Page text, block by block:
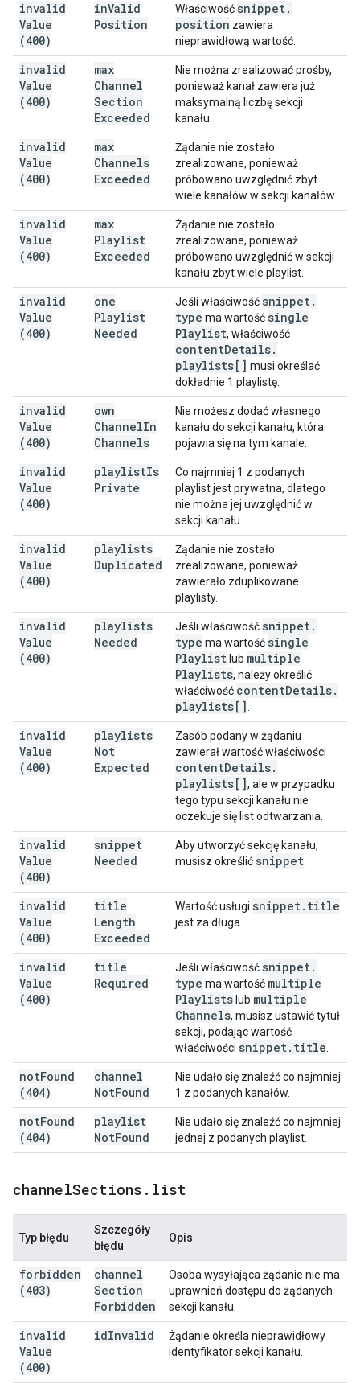
invalid
Value
(400)
inValid
Position
Właściwość snippet.
position zawiera
nieprawidłową wartość.
invalid
Value
(400)
max
Channel
Section
Exceeded
Nie można zrealizować prośby,
ponieważ kanał zawiera już
maksymalną liczbę sekcji
kanału.
invalid
Value
(400)
max
Channels
Exceeded
Żądanie nie zostało
zrealizowane, ponieważ
próbowano uwzględnić zbyt
wiele kanałów w sekcji kanałów.
invalid
Value
(400)
max
Playlist
Exceeded
Żądanie nie zostało
zrealizowane, ponieważ
próbowano uwzględnić w sekcji
kanału zbyt wiele playlist.
invalid
Value
(400)
one
Playlist
Needed
Jeśli właściwość snippet.
type ma wartość single
Playlist, właściwość
contentDetails.
playlists[] musi określać
dokładnie 1 playlistę.
invalid
Value
(400)
own
ChannelIn
Channels
Nie możesz dodać własnego
kanału do sekcji kanału, która
pojawia się na tym kanale.
invalid
Value
(400)
playlistIs
Private
Co najmniej 1 z podanych
playlist jest prywatna, dlatego
nie można jej uwzględnić w
sekcji kanału.
invalid
Value
(400)
playlists
Duplicated
Żądanie nie zostało
zrealizowane, ponieważ
zawierało zduplikowane
playlisty.
invalid
Value
(400)
playlists
Needed
Jeśli właściwość snippet.
type ma wartość single
Playlist lub multiple
Playlists, należy określić
właściwość contentDetails.
playlists[]
invalid
Value
(400)
playlists
Not
Expected
Zasób podany w żądaniu
zawierał wartość właściwości
contentDetails.
playlists[], ale w przypadku
tego typu sekcji kanału nie
oczekuje się list odtwarzania.
invalid
Value
(400)
snippet
Needed
Aby utworzyć sekcję kanału,
musisz określić snippet
invalid
Value
(400)
title
Length
Exceeded
Wartość usługi snippet. title
jest za długa.
invalid
Value
(400)
title
Required
Jeśli właściwość snippet.
type ma wartość multiple
Playlists lub multiple
Channels, musisz ustawić tytuł
sekcji, podając wartość
właściwości snippet. title
notFound
(404)
channel
NotFound
Nie udało się znaleźć co najmniej
1 z podanych kanałów.
notFound
(404)
playlist
NotFound
Nie udało się znaleźć co najmniej
jednej z podanych playlist.
channelSections . list
Typ błędu
Szczegóły
błędu
Opis
forbidden
(403)
channel
Section
Forbidden
Osoba wysyłająca żądanie nie ma
uprawnień dostępu do żądanych
sekcji kanału.
invalid
Value
(400)
idInvalid
Żądanie określa nieprawidłowy
identyfikator sekcji kanału.